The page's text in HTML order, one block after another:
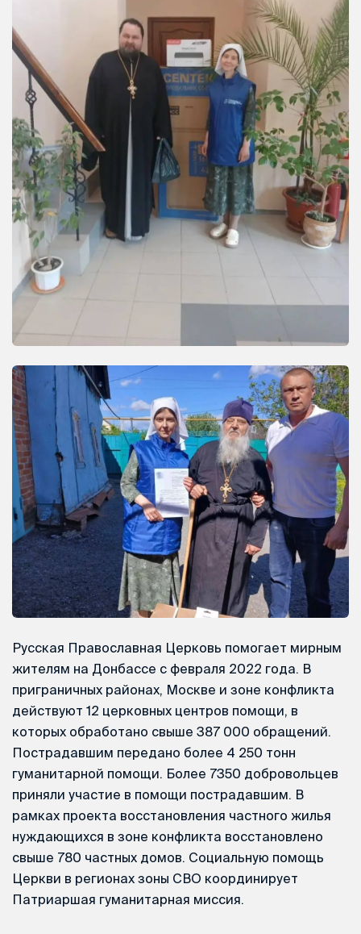
Русская Православная Церковь помогает мирным
жителям на Донбассе с февраля 2022 года. В
приграничных районах, Москве и зоне конфликта
действуют 12 церковных центров помощи, в
которых обработано свыше 387 000 обращений.
Пострадавшим передано более 4 250 тонн
гуманитарной помощи. Более 7350 добровольцев
приняли участие в помощи пострадавшим. В
рамках проекта восстановления частного жилья
нуждающихся в зоне конфликта восстановлено
свыше 780 частных домов. Социальную помощь
Церкви в регионах зоны СВО координирует
Патриаршая гуманитарная миссия.